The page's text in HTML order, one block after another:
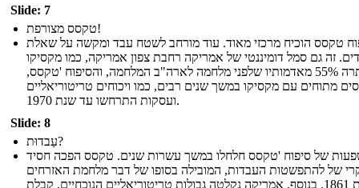
Slide: 7
טקסס מצורפת!
טקסס הוכיח מרכזי מאוד. עוד מורחב לשטח עבד ומקשה על שאלת
זה גם סמל דומיננטי של אמריקה רחבת צפון אמריקה, כמו מקסיקו
ויתרה 55% מאדמותיו שלפני מלחמה לארה"ב המלחמה, והסיפוח 'טקסס,
מתוחים עם מקסיקו במשך שנים רבים, כמו ויכוחים טריטוריאליים
ועסקות התרחשו עד שנת 1970.
Slide: 8
עַבדוּת?
של סיפוח 'טקסס חלחלו במשך עשרות שנים. טקסס הפכה חסיד
של להתפשטות העבדות, המובילה בסופו של דבר מלחמת האזרחים
בשנת 1861. בנוסף, אמריקה נקלטה גבולות טריטוריאליים הנוכחיים, קבלת